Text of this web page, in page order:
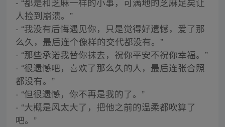
人捡到崩溃。”
- “我没有后悔遇见你，只是觉得好遗憾，爱了那
么久，最后连个像样的交代都没有。”
- “那些承诺我替你抹去，祝你平安不祝你幸福。”
- “很遗憾吧，喜欢了那么久的人，最后连张合照
都没有。”
- “但很遗憾，你不再是我的了。”
- “大概是风太大了，把他之前的温柔都吹算了
吧。”